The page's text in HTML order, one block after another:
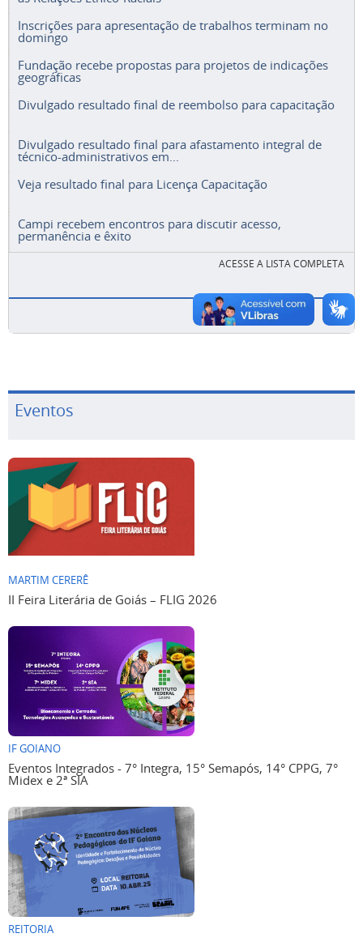
Inscrições para apresentação de trabalhos terminam no
domingo
Fundação recebe propostas para projetos de indicações
geográficas
Divulgado resultado final de reembolso para capacitação
Divulgado resultado final para afastamento integral de
técnico-administrativos em...
Veja resultado final para Licença Capacitação
Campi recebem encontros para discutir acesso,
permanência e êxito
ACESSE A LISTA COMPLETA
Eventos
MARTIM CERERÊ
II Feira Literária de Goiás – FLIG 2026
IF GOIANO
Eventos Integrados - 7° Integra, 15° Semapós, 14° CPPG, 7°
Midex e 2ª SIA
REITORIA